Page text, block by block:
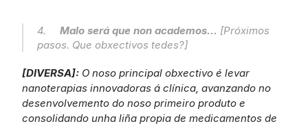
4. Malo será que non academos... [Próximos
pasos. Que obxectivos tedes?]
[DIVERSA]: O noso principal obxectivo é levar
nanoterapias innovadoras á clínica, avanzando no
desenvolvemento do noso primeiro produto e
consolidando unha liña propia de medicamentos de